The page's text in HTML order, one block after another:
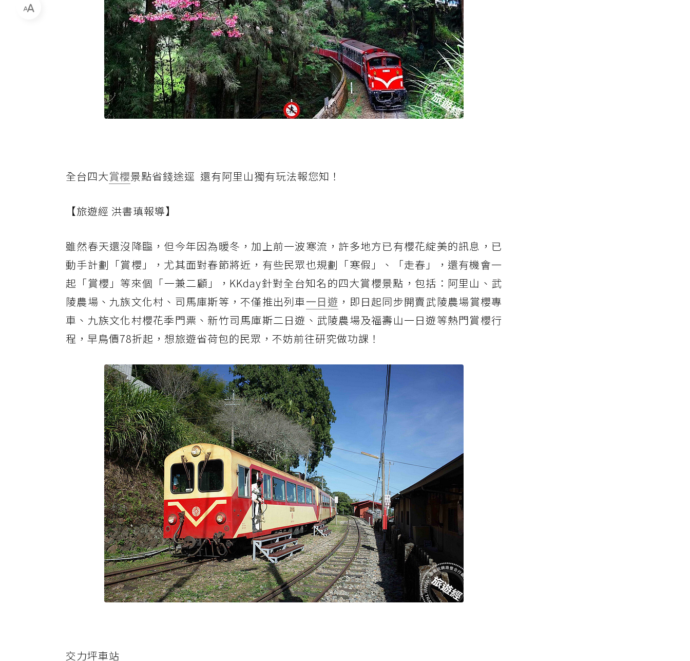
全台四大賞櫻景點省錢途逕 還有阿里山獨有玩法報您知！
【旅遊經 洪書瑱報導】
雖然春天還沒降臨，但今年因為暖冬，加上前一波寒流，許多地方已有櫻花綻美的訊息，已
動手計劃「賞櫻」，尤其面對春節將近，有些民眾也規劃「寒假」、「走春」，還有機會一
起「賞櫻」等來個「一兼二顧」，KKday針對全台知名的四大賞櫻景點，包括：阿里山、武
陵農場、九族文化村、司馬庫斯等，不僅推出列車一日遊 ，即日起同步開賣武陵農場賞櫻專
車、九族文化村櫻花季門票、新竹司馬庫斯二日遊、武陵農場及福壽山一日遊等熱門賞櫻行
程，早鳥價78折起，想旅遊省荷包的民眾，不妨前往研究做功課！
交力坪車站